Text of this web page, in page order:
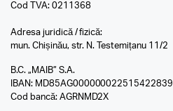
Cod TVA: 0211368
Adresa juridică / fizică:
mun. Chișinău, str. N. Testemițanu 11/2
B.C. „MAIB” S.A.
IBAN: MD85AG000000022515422839
Cod bancă: AGRNMD2X